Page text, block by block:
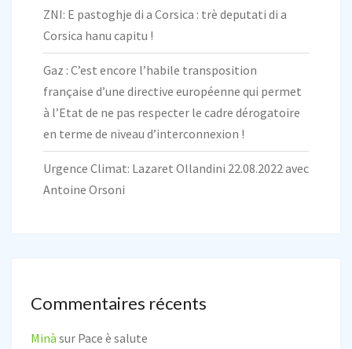
ZNI: E pastoghje di a Corsica : trè deputati di a
Corsica hanu capitu !
Gaz : C’est encore l’habile transposition
française d’une directive européenne qui permet
à l’Etat de ne pas respecter le cadre dérogatoire
en terme de niveau d’interconnexion !
Urgence Climat: Lazaret Ollandini 22.08.2022 avec
Antoine Orsoni
Commentaires récents
Minà sur Pace è salute